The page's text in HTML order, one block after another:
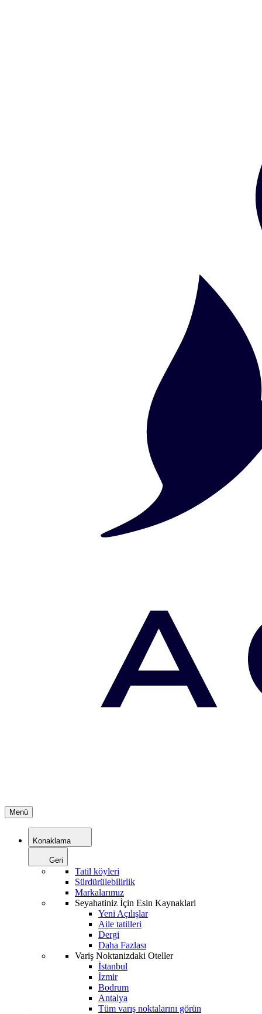
Menü
Konaklama
Geri
Tatil köyleri
Sürdürülebilirlik
Markalarımız
Seyahatiniz İçin Esin Kaynaklari
Yeni Açılışlar
Aile tatilleri
Dergi
Daha Fazlası
Variş Noktanizdaki Oteller
İstanbul
İzmir
Bodrum
Antalya
Tüm varış noktalarını görün